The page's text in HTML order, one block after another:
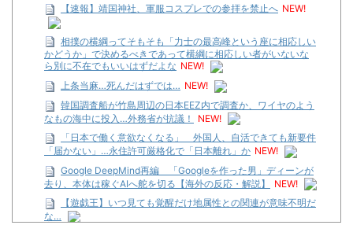
【速報】靖国神社、軍服コスプレでの参拝を禁止へ NEW!
相撲の横綱ってそもそも「力士の最高峰という座に相応しい
かどうか」で決めるべきであって横綱に相応しい者がいないな
ら別に不在でもいいはずだよな NEW!
上条当麻…死んだはずでは… NEW!
韓国調査船が竹島周辺の日本EEZ内で調査か、ワイヤのよう
なもの海中に投入…外務省が抗議！
NEW!
「日本で働く意欲なくなる」 外国人、自活できても新要件
「届かない」…永住許可厳格化で「日本離れ」か NEW!
Google DeepMind再編 「Googleを作った男」ディーンが
去り、本体は稼ぐAIへ舵を切る【海外の反応・解説】
NEW!
【遊戯王】いつ見ても覚醒だけ地属性との関連が意味不明だ
な…